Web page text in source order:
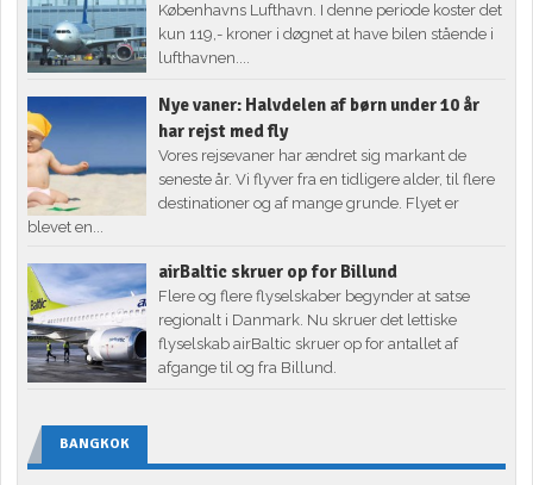
Københavns Lufthavn. I denne periode koster det
kun 119,- kroner i døgnet at have bilen stående i
lufthavnen....
Nye vaner: Halvdelen af børn under 10 år
har rejst med fly
Vores rejsevaner har ændret sig markant de
seneste år. Vi flyver fra en tidligere alder, til flere
destinationer og af mange grunde. Flyet er
blevet en...
airBaltic skruer op for Billund
Flere og flere flyselskaber begynder at satse
regionalt i Danmark. Nu skruer det lettiske
flyselskab airBaltic skruer op for antallet af
afgange til og fra Billund.
BANGKOK